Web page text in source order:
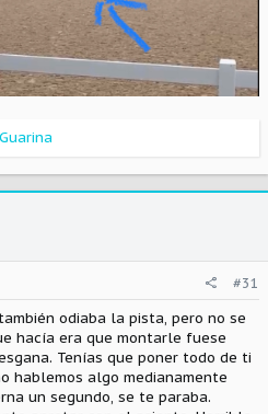
Guarina
#31
odiaba la pista, pero no se
hacía era que montarle fuese
Tenías que poner todo de ti
hablemos algo medianamente
un segundo, se te paraba.